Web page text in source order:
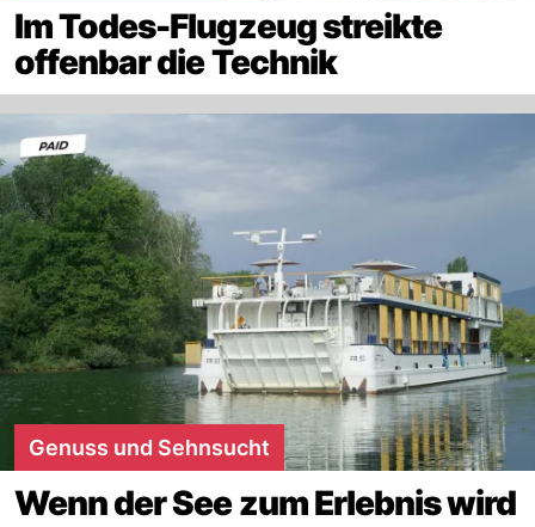
Im Todes-Flugzeug streikte
offenbar die Technik
Genuss und Sehnsucht
Wenn der See zum Erlebnis wird